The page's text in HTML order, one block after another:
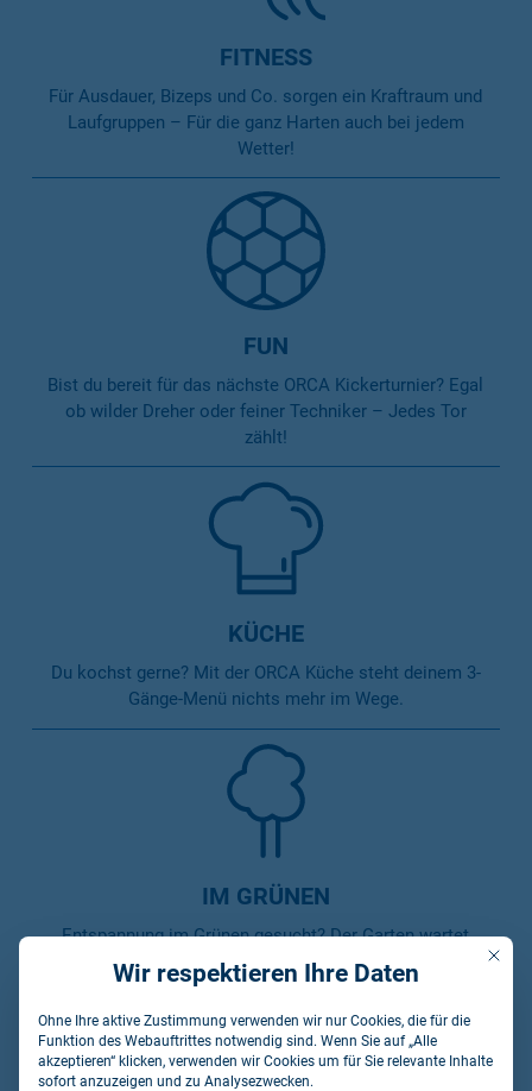
FITNESS
Für Ausdauer, Bizeps und Co. sorgen ein Kraftraum und
Laufgruppen – Für die ganz Harten auch bei jedem
Wetter!
FUN
Bist du bereit für das nächste ORCA Kickerturnier? Egal
ob wilder Dreher oder feiner Techniker – Jedes Tor
zählt!
KÜCHE
Du kochst gerne? Mit der ORCA Küche steht deinem 3-
Gänge-Menü nichts mehr im Wege.
IM GRÜNEN
Entspannung im Grünen gesucht? Der Garten wartet
schon auf dich.
Mit
Wir respektieren Ihre Daten
Ohne Ihre aktive Zustimmung verwenden wir nur Cookies, die für die
Funktion des Webauftrittes notwendig sind. Wenn Sie auf „Alle
akzeptieren“ klicken, verwenden wir Cookies um für Sie relevante Inhalte
sofort anzuzeigen und zu Analysezwecken.